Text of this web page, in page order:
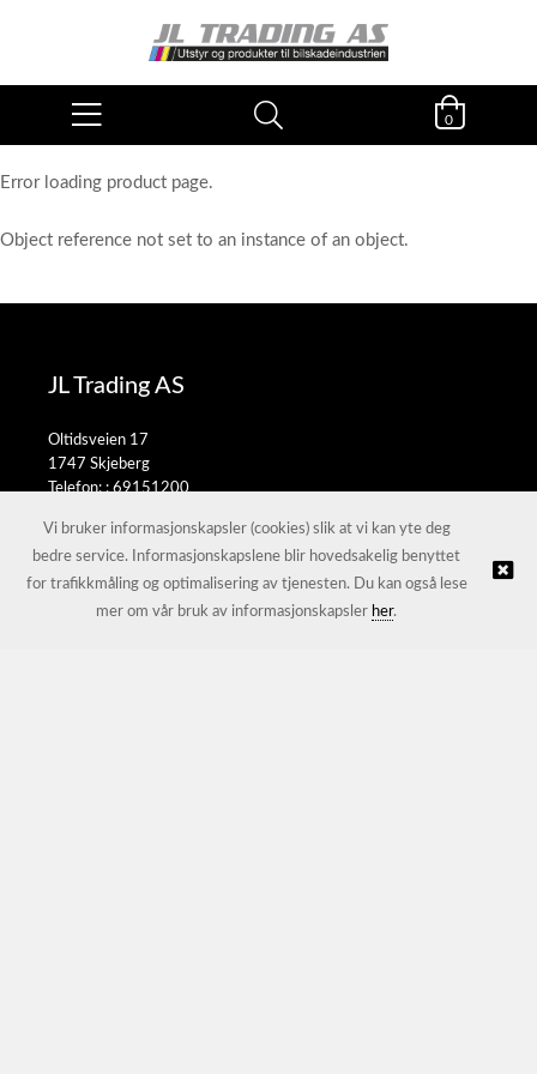
0
Error loading product page.
Object reference not set to an instance of an object.
JL Trading AS
Oltidsveien 17
1747 Skjeberg
Telefon: :69151200
© JL Trading AS |Nettbutikk levert av Kréatif
Vi bruker informasjonskapsler (cookies) slik at vi kan yte deg
bedre service. Informasjonskapslene blir hovedsakelig benyttet
for trafikkmåling og optimalisering av tjenesten. Du kan også lese
mer om vår bruk av informasjonskapsler her.